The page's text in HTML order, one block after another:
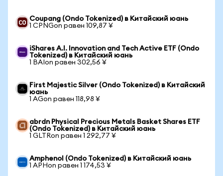
Coupang (Ondo Tokenized) в Китайский юань
1 CPNGon равен 109,87 ¥
iShares A.I. Innovation and Tech Active ETF (Ondo
Tokenized) в Китайский юань
1 BAIon равен 302,56 ¥
First Majestic Silver (Ondo Tokenized) в Китайский
юань
1 AGon равен 118,98 ¥
abrdn Physical Precious Metals Basket Shares ETF
(Ondo Tokenized) в Китайский юань
1 GLTRon равен 1 292,77 ¥
Amphenol (Ondo Tokenized) в Китайский юань
1 APHon равен 1 174,53 ¥